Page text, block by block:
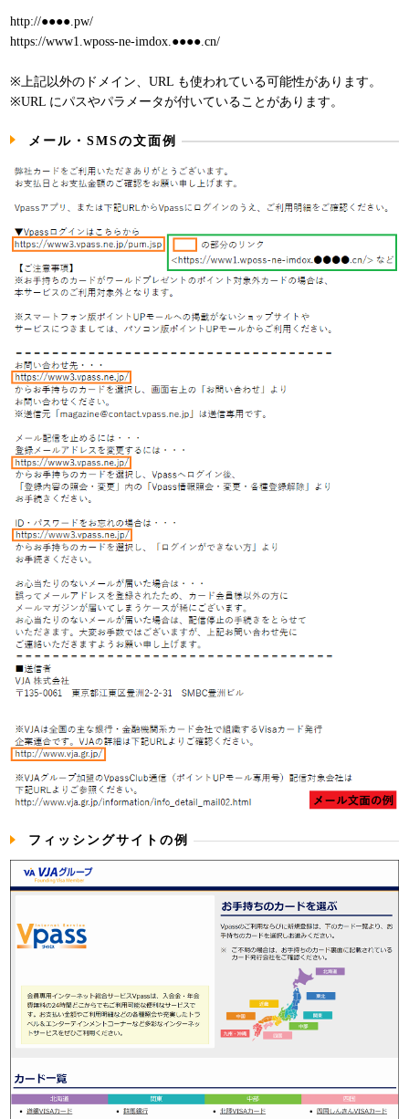
http://●●●●.pw/
https://www1.wposs-ne-imdox.●●●●.cn/
※上記以外のドメイン、URL も使われている可能性があります。
※URL にパスやパラメータが付いていることがあります。
メール・SMSの文面例
フィッシングサイトの例